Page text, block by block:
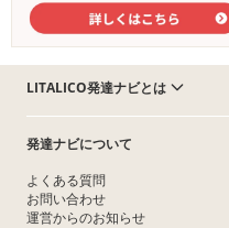
LITALICO発達ナビとは
発達ナビについて
よくある質問
お問い合わせ
運営からのお知らせ